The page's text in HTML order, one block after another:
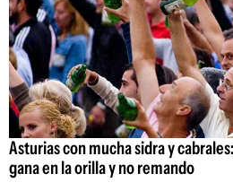
Asturias con mucha sidra y
gana en la orilla y no remando